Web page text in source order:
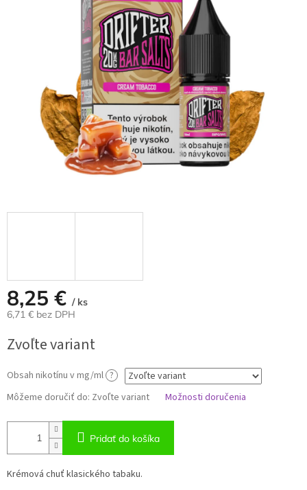
8,25 € / ks
6,71 € bez DPH
cena:
Zvoľte variant
Obsah nikotínu v mg/ml ?
Môžeme doručiť do: Zvoľte variant Možnosti doručenia
Pridať do košíka
Krémová chuť klasického tabaku.